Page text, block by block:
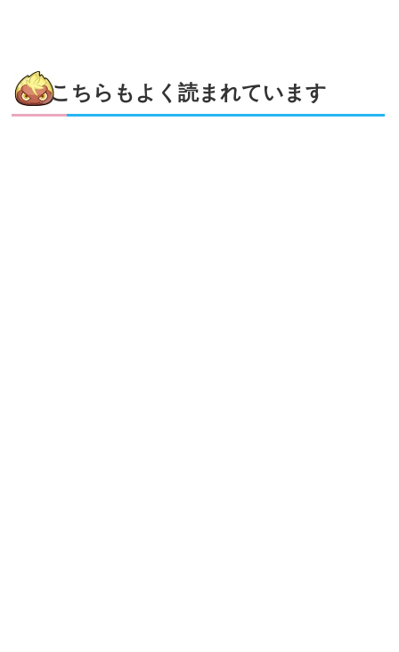
こちらもよく読まれています